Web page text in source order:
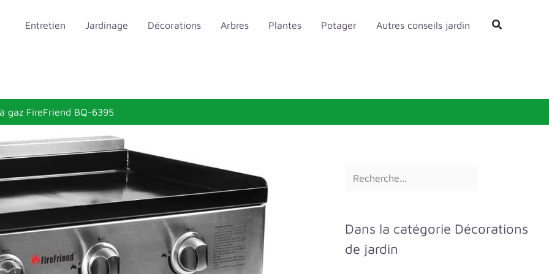
Entretien Jardinage Décorations Arbres Plantes Potager Autres conseils jardin Rechercher
gaz FireFriend BQ-6395
e
c
Dans la catégorie Décorations
de jardin